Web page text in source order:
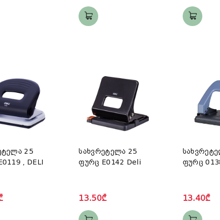
25
, DELI
სახვრეტელა 25
ფურც E0142 Deli
13.50₾
ფურც
13.40₾